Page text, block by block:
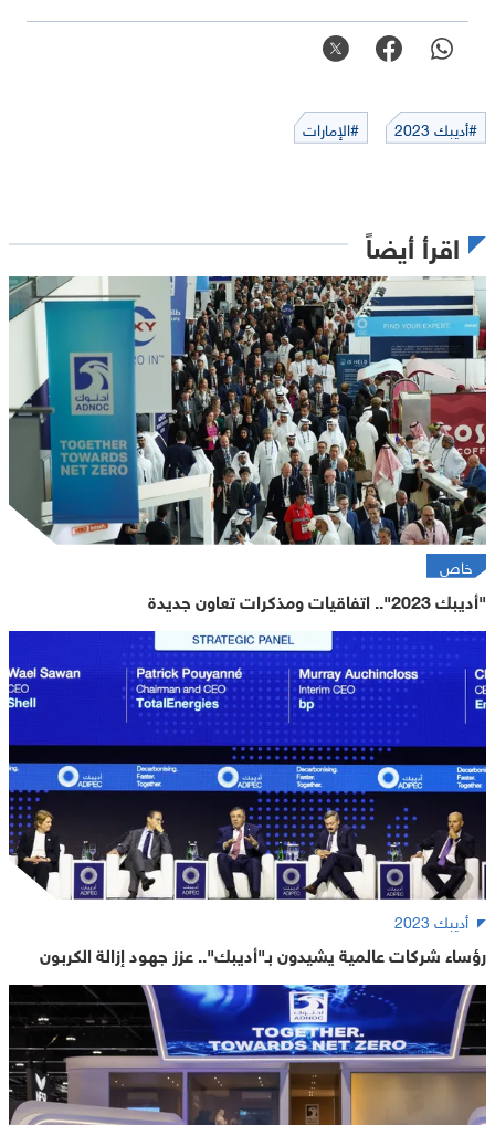
#أديبك 2023 #الإمارات
اقرأ أيضاً
خاص
"أديبك 2023".. اتفاقيات ومذكرات تعاون جديدة
أديبك 2023
رؤساء شركات عالمية يشيدون بـ"أديبك".. عزز جهود إزالة الكربون